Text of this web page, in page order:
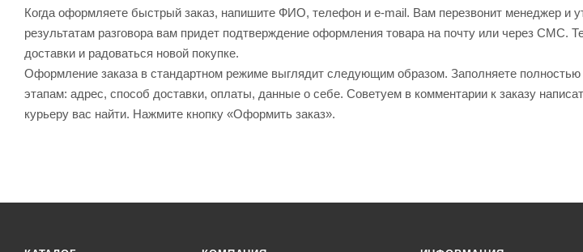
Когда оформляете быстрый заказ, напишите ФИО, телефон и e-mail. Вам перезвонит менеджер и
результатам разговора вам придет подтверждение оформления товара на почту или через СМС.
доставки и радоваться новой покупке.
Оформление заказа в стандартном режиме выглядит следующим образом. Заполняете
этапам: адрес, способ доставки, оплаты, данные о себе. Советуем в комментарии к заказу
курьеру вас найти. Нажмите кнопку «Оформить заказ».